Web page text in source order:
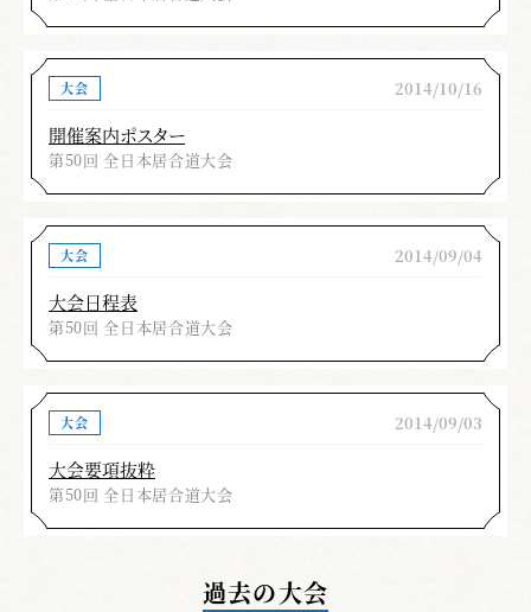
大会 2014/10/16
開催案内ポスター
第50回 全日本居合道大会
大会 2014/09/04
大会日程表
第50回 全日本居合道大会
大会 2014/09/03
大会要項抜粋
第50回 全日本居合道大会
過去の大会